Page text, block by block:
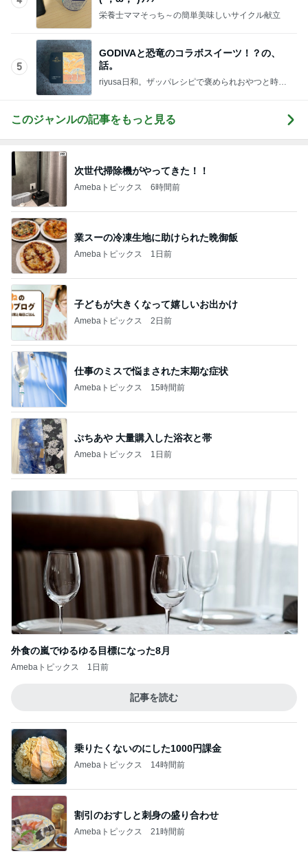
栄養士ママそっち～の簡単美味しいサイクル献立
5
GODIVAと恐竜のコラボスイーツ！？の、
話。
riyusa日和。ザッパレシピで褒められおやつと時々
このジャンルの記事をもっと見る
次世代掃除機がやってきた！！
Amebaトピックス 6時間前
業スーの冷凍生地に助けられた晩御飯
Amebaトピックス 1日前
子どもが大きくなって嬉しいお出かけ
Amebaトピックス 2日前
仕事のミスで悩まされた末期な症状
Amebaトピックス 15時間前
ぷちあや 大量購入した浴衣と帯
Amebaトピックス 1日前
外食の嵐でゆるゆる目標になった8月
Amebaトピックス 1日前
記事を読む
乗りたくないのにした1000円課金
Amebaトピックス 14時間前
割引のおすしと刺身の盛り合わせ
Amebaトピックス 21時間前